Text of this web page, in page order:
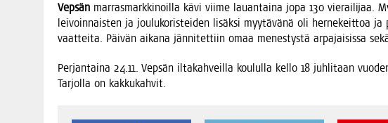
Vep­sän mar­ras­mark­ki­noil­la kävi vii­me lau­an­tai­na jopa 130 vie­rai­li­jaa.
lei­voin­nais­ten ja jou­lu­ko­ris­tei­den lisäk­si myy­tä­vä­nä oli her­ne­keit­toa ja
vaat­tei­ta. Päi­vän aika­na jän­ni­tet­tiin omaa menes­tys­tä arpa­jai­sis­sa sekä
Per­jan­tai­na 24.11. Vep­sän ilta­kah­veil­la kou­lul­la kel­lo 18 juh­li­taan
Tar­jol­la on kakkukahvit.